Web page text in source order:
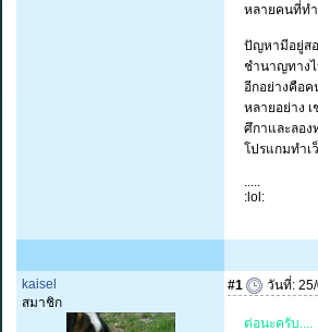
หลายคนที่ท
ปัญหามีอยู่สอ
ชำนาญทาง
อีกอย่างคือค
หลายอย่าง
ศึกาและลอง
โปรแกมทำเ
.....
:lol:
kaisel
สมาชิก
#1 วันที่:
ต่อนะครับ....